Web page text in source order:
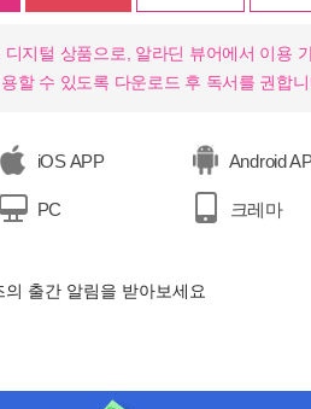
지털 상품으로, 알라딘 뷰어에서 이용
할 수 있도록 다운로드 후 독서를 권합니
iOS APP Android
PC 크레마
출간 알림을 받아보세요